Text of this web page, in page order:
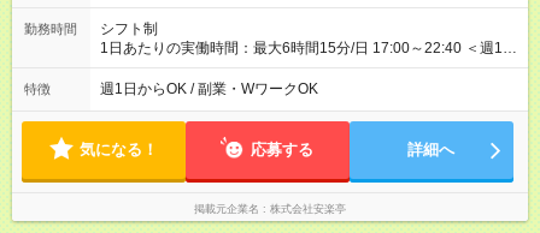
勤務時間
シフト制
1日あたりの実働時間：最大6時間15分/日 17:00～22:40 ＜週1日
～/短時間OK！＞ ※18歳未満・高校生は21:30までの勤務 ・シフ
トは自己申告制だから私生活優先でOK◎ ・週1日もあれば週5日
して短時間」など希望に合わせて働けます！
特徴 週1日からOK / 副業・WワークOK
気になる！ 応募する 詳細へ
掲載元企業名 株式会社安楽亭